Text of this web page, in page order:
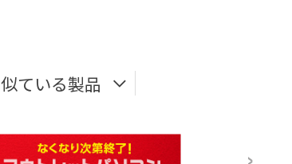
似ている製品